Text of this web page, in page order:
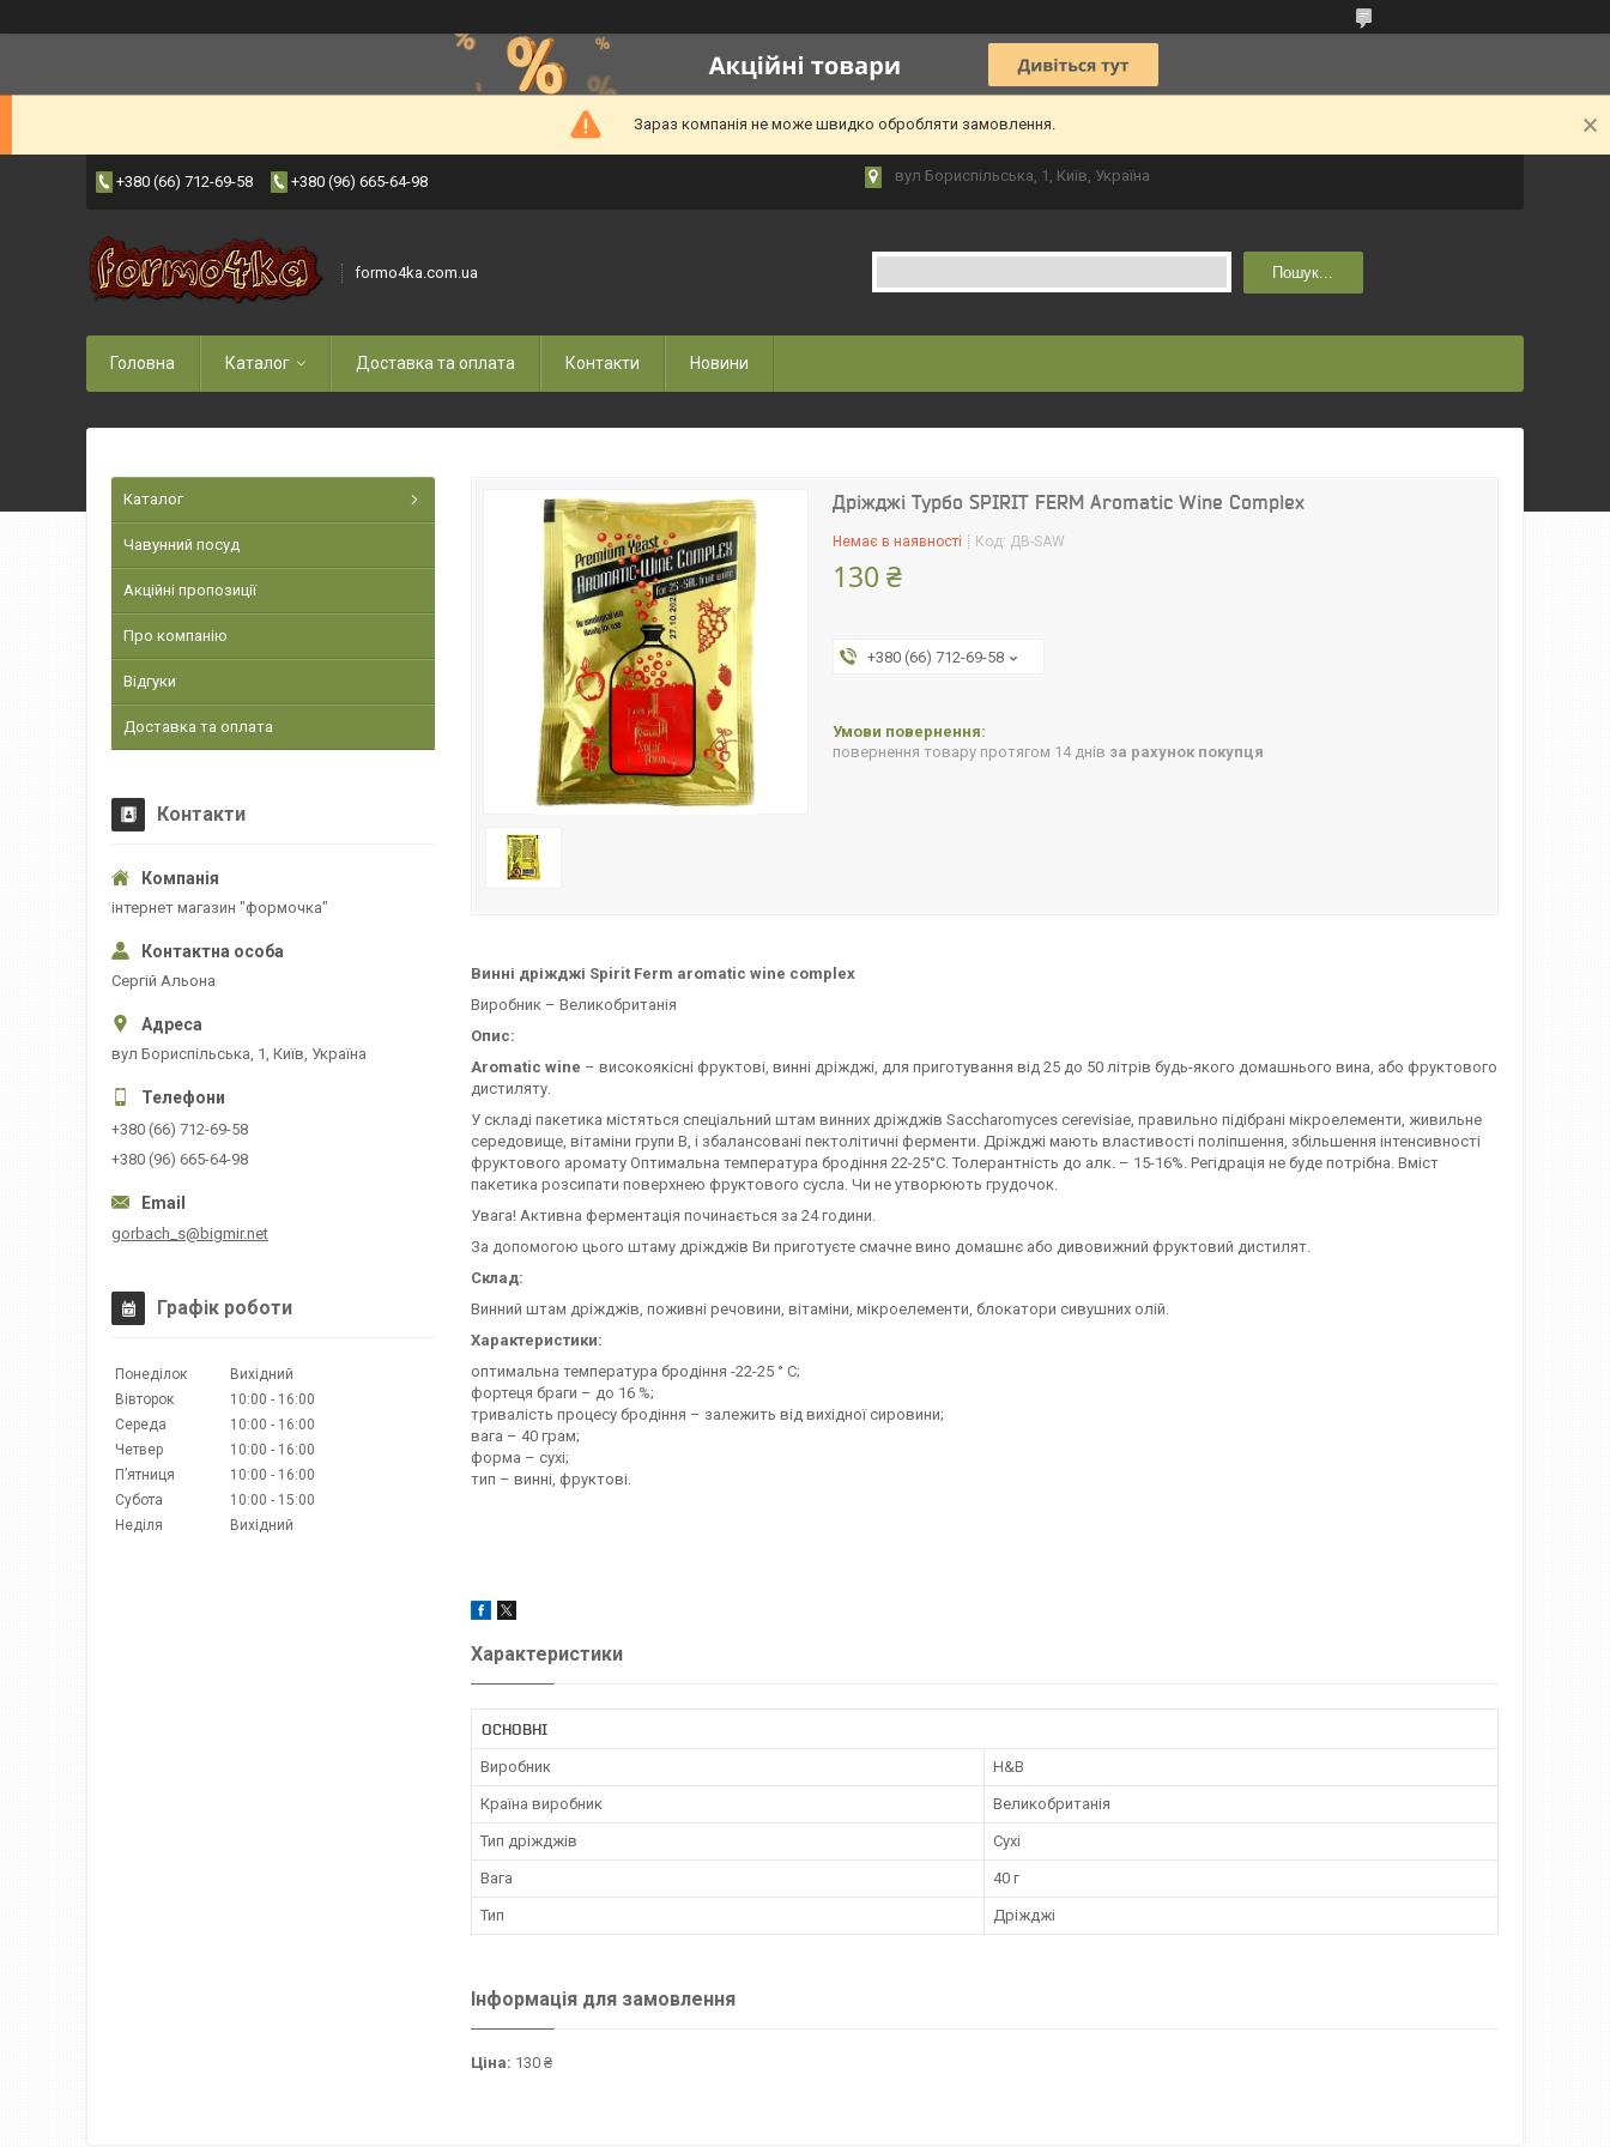
Зараз компанія не може швидко обробляти замовлення.
+380 (66) 712-69-58 +380 (96) 665-64-98 вул Бориспільська, 1, Київ, Україна
formo4ka.com.ua Пошук...
Головна Каталог Доставка та оплата Контакти Новини
Дріжджі Турбо SPIRIT FERM Aromatic Wine Complex
Немає в наявності Код: ДВ-SAW
130 ₴
+380 (66) 712-69-58
повернення товару протягом 14 днів за рахунок покупця
Винні дріжджі Spirit Ferm aromatic wine complex
Виробник – Великобританія
Опис:
Аromatic wine – високоякісні фруктові, винні дріжджі, для приготування від 25 до 50 літрів будь-якого домашнього вина, або фруктового
дистиляту.
У складі пакетика містяться спеціальний штам винних дріжджів Saccharomyces cerevisiae, правильно підібрані мікроелементи, живильне
середовище, вітаміни групи В, і збалансовані пектолітичні ферменти. Дріжджі мають властивості поліпшення, збільшення інтенсивності
фруктового аромату Оптимальна температура бродіння 22-25°С. Толерантність до алк. – 15-16%. Регідрація не буде потрібна. Вміст
пакетика розсипати поверхнею фруктового сусла. Чи не утворюють грудочок.
Увага! Активна ферментація починається за 24 години.
За допомогою цього штаму дріжджів Ви приготуєте смачне вино домашнє або дивовижний фруктовий дистилят.
Склад:
Винний штам дріжджів, поживні речовини, вітаміни, мікроелементи, блокатори сивушних олій.
Характеристики:
оптимальна температура бродіння -22-25 ° C;
фортеця браги – до 16 %;
тривалість процесу бродіння – залежить від вихідної сировини;
вага – 40 грам;
форма – сухі;
тип – винні, фруктові.
Характеристики
ОСНОВНІ
Виробник H&B
Країна виробник Великобританія
Тип дріжджів Сухі
Вага 40 г
Тип Дріжджі
Інформація для замовлення
Ціна: 130 ₴
Каталог
Чавунний посуд
Акційні пропозиції
Про компанію
Відгуки
Доставка та оплата
Контакти
інтернет магазин "формочка"
Сергій Альона
вул Бориспільська, 1, Київ, Україна
+380 (66) 712-69-58
+380 (96) 665-64-98
gorbach_s@bigmir.net
Графік роботи
Понеділок
Вихідний
Вівторок
10:00
16:00
Середа
10:00
16:00
Четвер
10:00
16:00
Пʼятниця
10:00
16:00
Субота
10:00
15:00
Неділя
Вихідний